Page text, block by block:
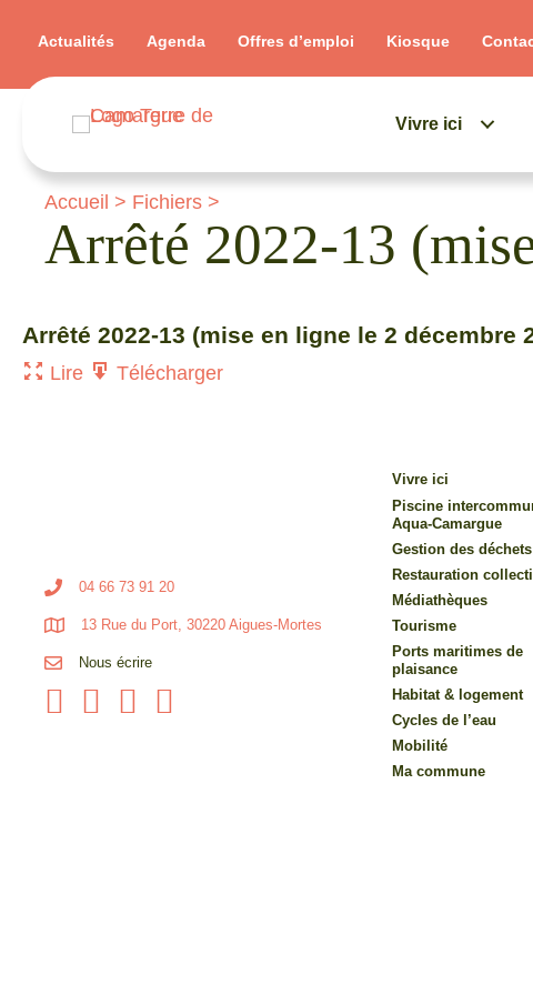
Actualités Agenda Offres d’emploi Kiosque
Vivre ici
Accueil > Fichiers >
Arrêté 2022-13
Arrêté 2022-13 (mise en ligne le 2 décembre
Lire Télécharger
04 66 73 91 20
13 Rue du Port, 30220 Aigues-Mortes
Nous écrire
Vivre ici
Piscine
Aqua-Camargue
Gestion des déchets
Restauration
Médiathèques
Tourisme
Ports maritimes de
plaisance
Habitat & logement
Cycles de l’eau
Mobilité
Ma commune